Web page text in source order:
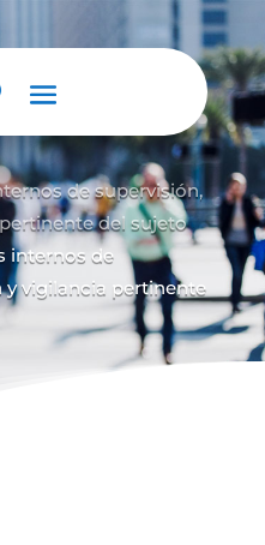
de supervisión,
del sujeto
internos de
vigilancia pertinente